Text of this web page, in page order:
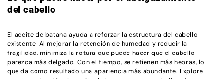
del cabello
El aceite de batana ayuda a reforzar la estructura del cabello
existente. Al mejorar la retención de humedad y reducir la
fragilidad, minimiza la rotura que puede hacer que el cabello
parezca más delgado. Con el tiempo, se retienen más hebras, lo
que da como resultado una apariencia más abundante. Explore